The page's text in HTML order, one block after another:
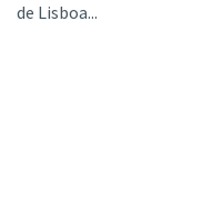
de Lisboa...